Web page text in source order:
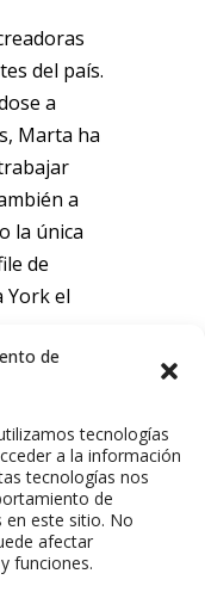
de
tecnologías
a la información
tecnologías nos
de
en este sitio. No
afectar
funciones.
del país.
a
Marta ha
a
la única
de
York el
SIGUIENTE